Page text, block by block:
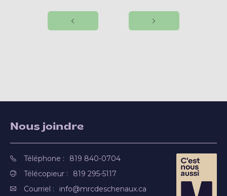
Nous joindre
Téléphone :
819 840-0704
Télécopieur :
819 295-5117
Courriel :
info@mrcdeschenaux.ca